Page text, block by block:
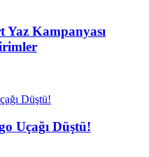
Kampanyası
Uçağı Düştü!